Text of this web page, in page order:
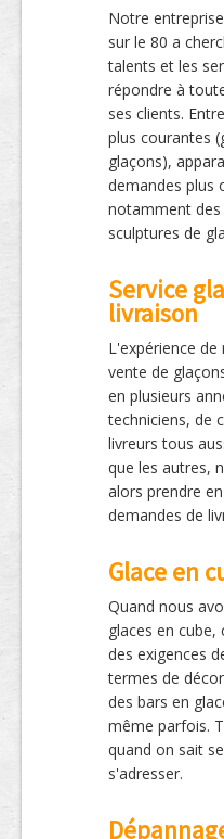
Notre
sur le 80 a
talents et les
répondre à
ses clients.
plus courantes
glaçons),
demandes plus
notamment
sculptures de
Service
livraison
L'expérience
vente de
en plusieurs
techniciens, de
livreurs tous
que les autres,
alors prendre
demandes de
Glace en
Quand nous
glaces en cube,
des exigences
termes de
des bars en
même parfois.
quand on sait
s'adresser.